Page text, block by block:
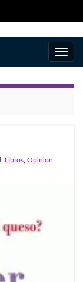
la
Libros Opinión